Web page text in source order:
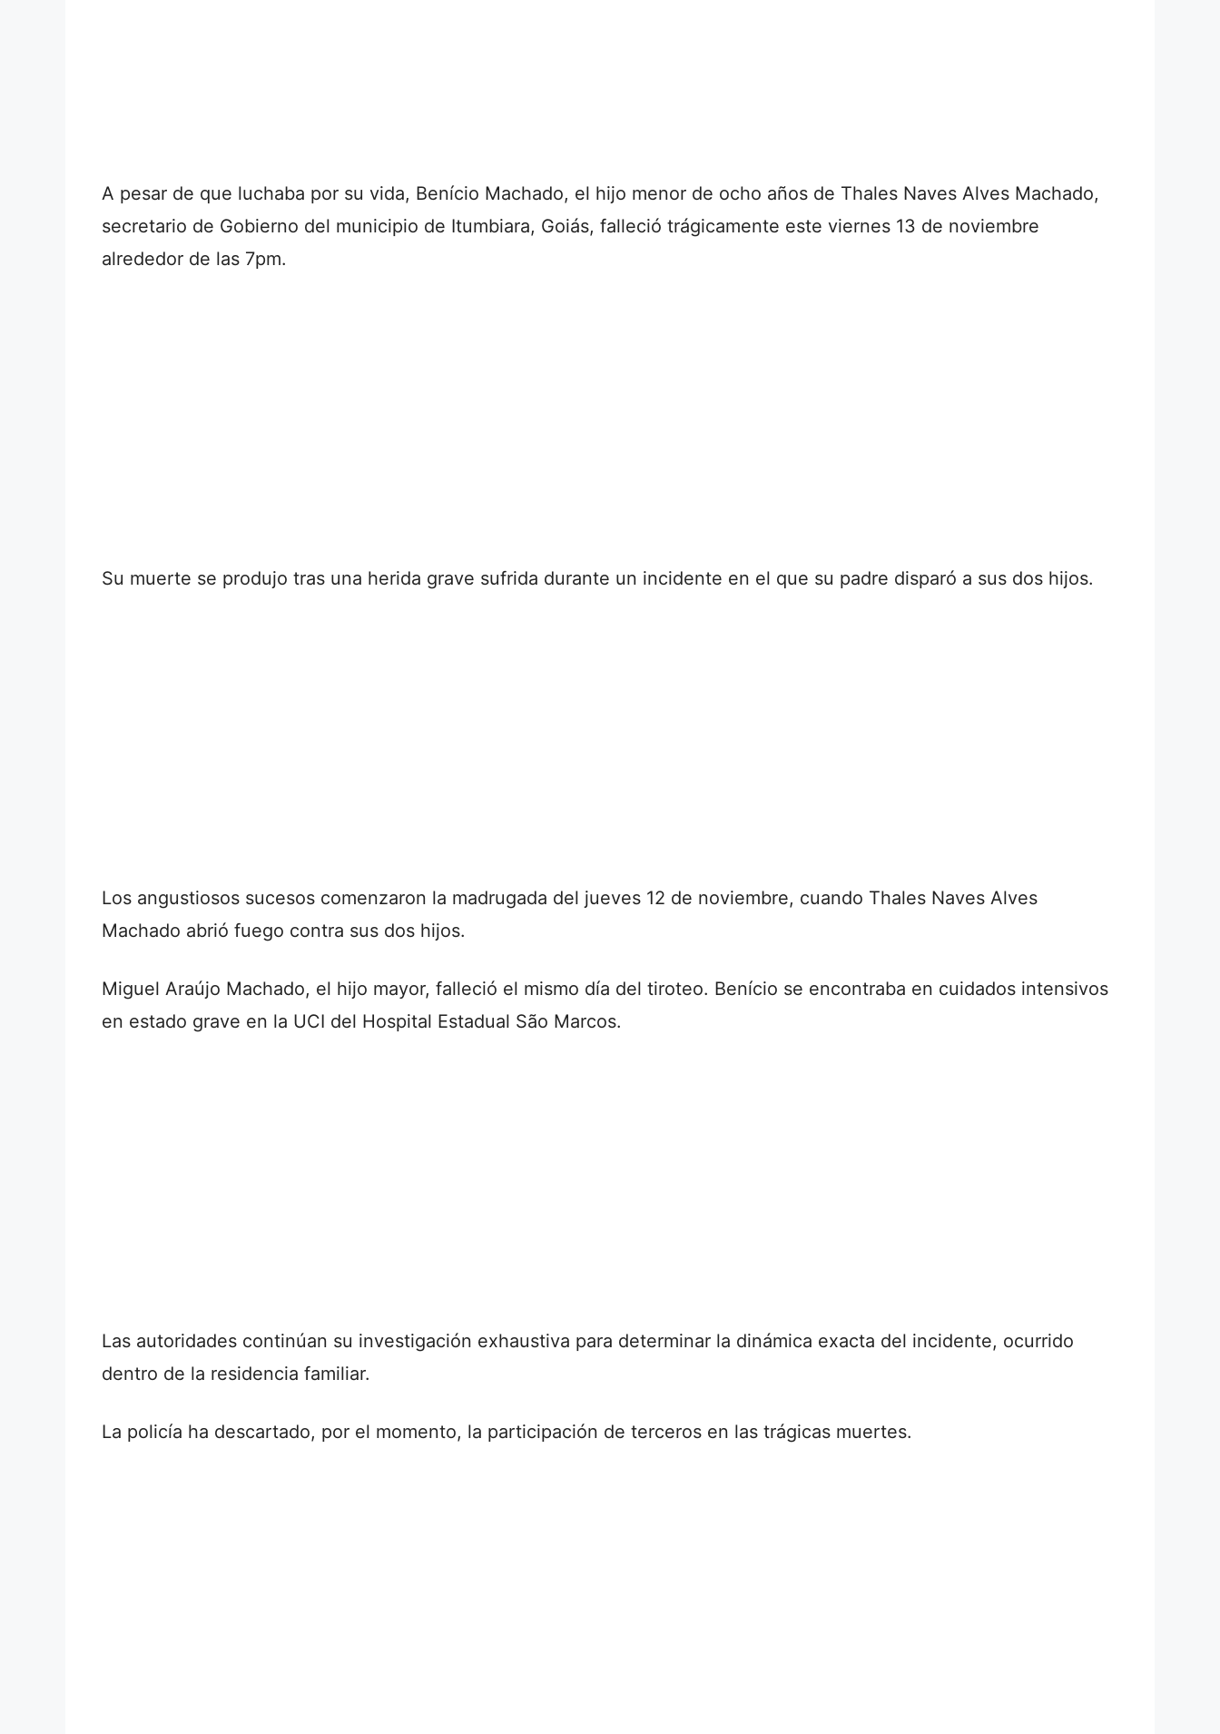
A pesar de que luchaba por su vida, Benício Machado, el hijo menor de ocho años de Thales Naves Alves Machado,
secretario de Gobierno del municipio de Itumbiara, Goiás, falleció trágicamente este viernes 13 de noviembre
alrededor de las 7pm.
Su muerte se produjo tras una herida grave sufrida durante un incidente en el que su padre disparó a sus dos hijos.
Los angustiosos sucesos comenzaron la madrugada del jueves 12 de noviembre, cuando Thales Naves Alves
Machado abrió fuego contra sus dos hijos.
Miguel Araújo Machado, el hijo mayor, falleció el mismo día del tiroteo. Benício se encontraba en cuidados intensivos
en estado grave en la UCI del Hospital Estadual São Marcos.
Las autoridades continúan su investigación exhaustiva para determinar la dinámica exacta del incidente, ocurrido
dentro de la residencia familiar.
La policía ha descartado, por el momento, la participación de terceros en las trágicas muertes.